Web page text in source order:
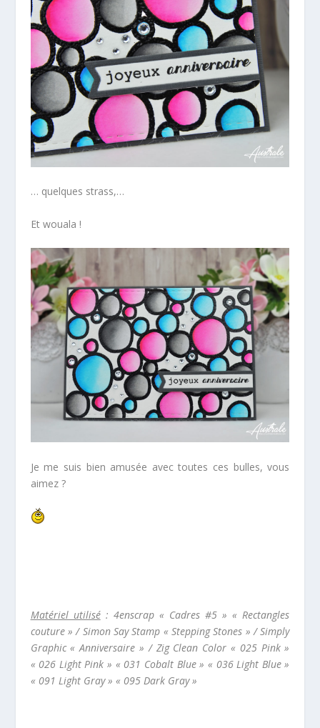
… quelques strass,…
Et wouala !
Je me suis bien amusée avec toutes ces bulles, vous
aimez ?
Matériel utilisé: 4enscrap « Cadres #5 » « Rectangles
couture » / Simon Say Stamp « Stepping Stones » / Simply
Graphic « Anniversaire » / Zig Clean Color « 025 Pink »
« 026 Light Pink » « 031 Cobalt Blue » « 036 Light Blue »
« 091 Light Gray » « 095 Dark Gray »